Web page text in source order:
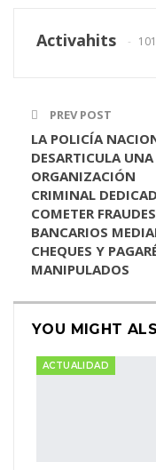
Email
Activahits
PREV POST
LA POLICÍA
DESARTICULA UNA
ORGANIZACIÓN
CRIMINAL
COMETER FRAUDES
BANCARIOS
CHEQUES Y
MANIPULADOS
YOU MIGHT
ACTUALIDAD